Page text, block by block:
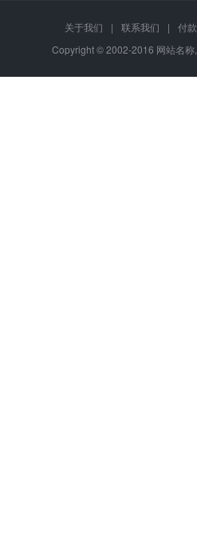
关于我们 | 联系我们 |
付
Copyright © 2002-2016 网站名